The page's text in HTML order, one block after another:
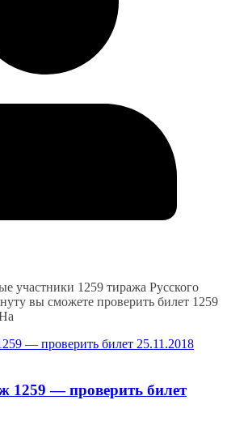
участники 1259 тиража Русского
вы сможете проверить билет 1259
1259 — проверить билет